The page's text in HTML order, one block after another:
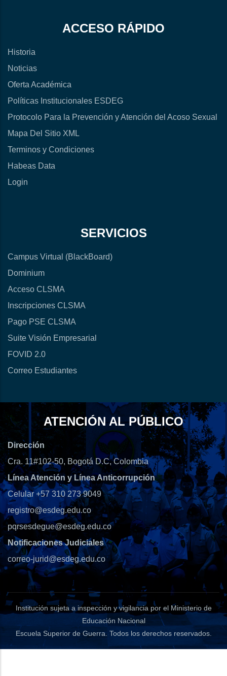
ACCESO RÁPIDO
Historia
Noticias
Oferta Académica
Políticas Institucionales ESDEG
Protocolo Para la Prevención y Atención del Acoso Sexual
Mapa Del Sitio XML
Terminos y Condiciones
Habeas Data
Login
SERVICIOS
Campus Virtual (BlackBoard)
Dominium
Acceso CLSMA
Inscripciones CLSMA
Pago PSE CLSMA
Suite Visión Empresarial
FOVID 2.0
Correo Estudiantes
ATENCIÓN AL PÚBLICO
Dirección
Cra. 11#102-50, Bogotá D.C, Colombia
Línea Atención y Línea Anticorrupción
Celular +57 310 273 9049
registro@esdeg.edu.co
pqrsesdegue@esdeg.edu.co
Notificaciones Judiciales
correo-jurid@esdeg.edu.co
Institución sujeta a inspección y vigilancia por el Ministerio de
Educación Nacional
Escuela Superior de Guerra. Todos los derechos reservados.